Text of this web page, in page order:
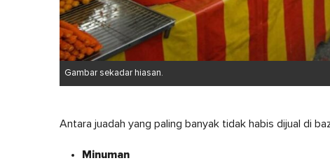
Gambar sekadar hiasan.
Antara juadah yang paling banyak tidak habis dijual di
Minuman